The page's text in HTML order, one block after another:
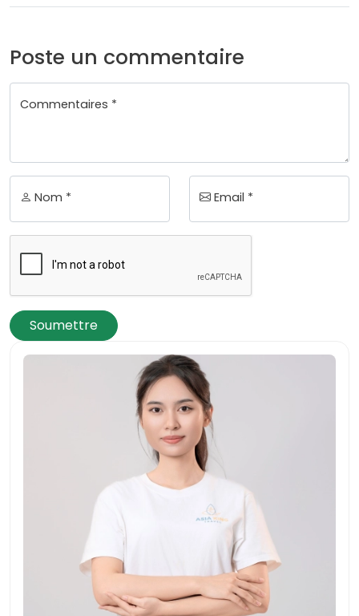
Poste un commentaire
Commentaires *
Nom * Email *
Soumettre